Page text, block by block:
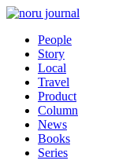
People
Story
Local
Travel
Product
Column
News
Books
Series